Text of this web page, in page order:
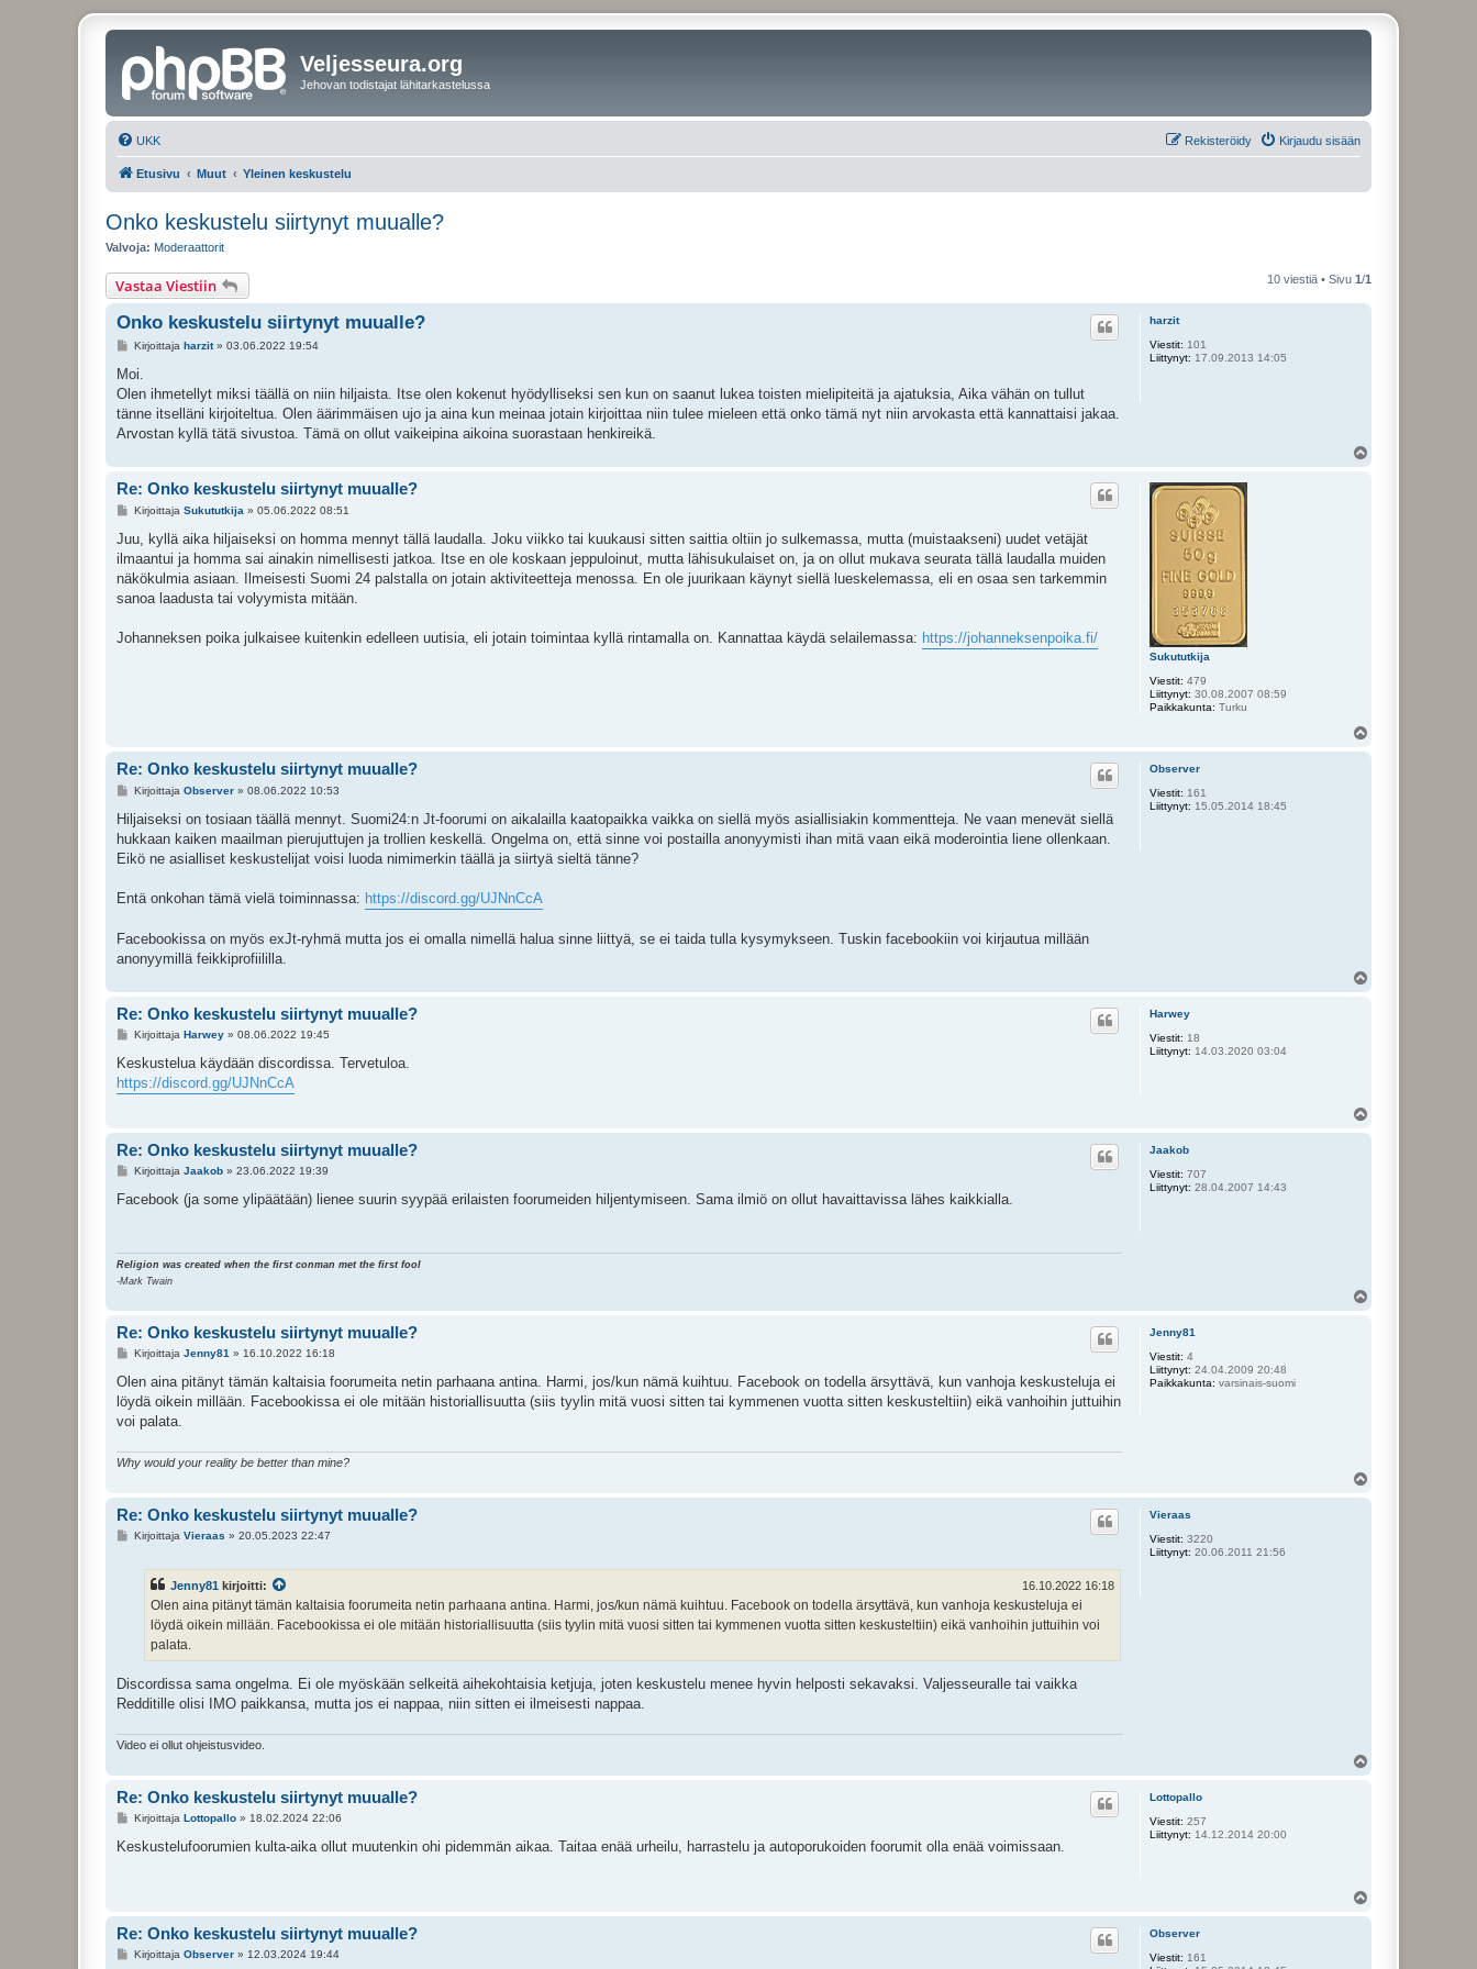
Veljesseura.org
Jehovan todistajat lähitarkastelussa
UKK Kirjaudu sisään
Rekisteröidy
Etusivu Muut Yleinen keskustelu
Onko keskustelu siirtynyt muualle?
Valvoja: Moderaattorit
Vastaa Viestiin 10 viestiä • Sivu 1/1
harzit
Viestit: 101
Liittynyt: 17.09.2013 14:05
Onko keskustelu siirtynyt muualle?
V
e
t
i
Kirjoittaja harzit» 03.06.2022 19:54
Moi.
Olen ihmetellyt miksi täällä on niin hiljaista. Itse olen kokenut hyödylliseksi sen kun on saanut lukea toisten mielipiteitä ja ajatuksia, Aika vähän on tullut
tänne itselläni kirjoiteltua. Olen äärimmäisen ujo ja aina kun meinaa jotain kirjoittaa niin tulee mieleen että onko tämä nyt niin arvokasta että kannattaisi jakaa.
Arvostan kyllä tätä sivustoa. Tämä on ollut vaikeipina aikoina suorastaan henkireikä.
Sukututkija
Viestit: 479
Liittynyt: 30.08.2007 08:59
Paikkakunta: Turku
Re: Onko keskustelu siirtynyt muualle?
V
e
t
i
Kirjoittaja Sukututkija » 05.06.2022 08:51
Juu, kyllä aika hiljaiseksi on homma mennyt tällä laudalla. Joku viikko tai kuukausi sitten saittia oltiin jo sulkemassa, mutta (muistaakseni) uudet vetäjät
ilmaantui ja homma sai ainakin nimellisesti jatkoa. Itse en ole koskaan jeppuloinut, mutta lähisukulaiset on, ja on ollut mukava seurata tällä laudalla muiden
näkökulmia asiaan. Ilmeisesti Suomi 24 palstalla on jotain aktiviteetteja menossa. En ole juurikaan käynyt siellä lueskelemassa, eli en osaa sen tarkemmin
sanoa laadusta tai volyymista mitään.
Johanneksen poika julkaisee kuitenkin edelleen uutisia, eli jotain toimintaa kyllä rintamalla on. Kannattaa käydä selailemassa: https://johanneksenpoika.fi/
Observer
Viestit: 161
Liittynyt: 15.05.2014 18:45
Re: Onko keskustelu siirtynyt muualle?
V
e
s
t
i
Kirjoittaja Observer» 08.06.2022 10:53
Hiljaiseksi on tosiaan täällä mennyt. Suomi24:n Jt-foorumi on aikalailla kaatopaikka vaikka on siellä myös asiallisiakin kommentteja. Ne vaan menevät siellä
hukkaan kaiken maailman pierujuttujen ja trollien keskellä. Ongelma on, että sinne voi postailla anonyymisti ihan mitä vaan eikä moderointia liene ollenkaan.
Eikö ne asialliset keskustelijat voisi luoda nimimerkin täällä ja siirtyä sieltä tänne?
Entä onkohan tämä vielä toiminnassa: https://discord.gg/UJNnCcA
Facebookissa on myös exJt-ryhmä mutta jos ei omalla nimellä halua sinne liittyä, se ei taida tulla kysymykseen. Tuskin facebookiin voi kirjautua millään
anonyymillä feikkiprofiililla.
Harwey
Viestit: 18
Liittynyt: 14.03.2020 03:04
Re: Onko keskustelu siirtynyt muualle?
V
e
t
Kirjoittaja Harwey» 08.06.2022 19:45
Keskustelua käydään discordissa. Tervetuloa.
https://discord.gg/UJNnCcA
Jaakob
Viestit: 707
Liittynyt: 28.04.2007 14:43
Re: Onko keskustelu siirtynyt muualle?
V
e
Kirjoittaja Jaakob» 23.06.2022 19:39
Facebook (ja some ylipäätään) lienee suurin syypää erilaisten foorumeiden hiljentymiseen. Sama ilmiö on ollut havaittavissa lähes kaikkialla.
Religion was created when the first conman met the first fool
-Mark Twain
Jenny81
Viestit: 4
Liittynyt: 24.04.2009 20:48
Paikkakunta: varsinais-suomi
Re: Onko keskustelu siirtynyt muualle?
V
e
t
i
Kirjoittaja Jenny81» 16.10.2022 16:18
Olen aina pitänyt tämän kaltaisia foorumeita netin parhaana antina. Harmi, jos/kun nämä kuihtuu. Facebook on todella ärsyttävä, kun vanhoja keskusteluja ei
löydä oikein millään. Facebookissa ei ole mitään historiallisuutta (siis tyylin mitä vuosi sitten tai kymmenen vuotta sitten keskusteltiin) eikä vanhoihin juttuihin
voi palata.
Why would your reality be better than mine?
Vieraas
Viestit: 3220
Liittynyt: 20.06.2011 21:56
Re: Onko keskustelu siirtynyt muualle?
VKirjoittaja Vieraas » 20.05.2023 22:47
Jenny81 kirjoitti: 16.10.2022 16:18
Olen aina pitänyt tämän kaltaisia foorumeita netin parhaana antina. Harmi, jos/kun nämä kuihtuu. Facebook on todella ärsyttävä, kun vanhoja keskusteluja ei
löydä oikein millään. Facebookissa ei ole mitään historiallisuutta (siis tyylin mitä vuosi sitten tai kymmenen vuotta sitten keskusteltiin) eikä vanhoihin juttuihin voi
palata.
Discordissa sama ongelma. Ei ole myöskään selkeitä aihekohtaisia ketjuja, joten keskustelu menee hyvin helposti sekavaksi. Valjesseuralle tai vaikka
Redditille olisi IMO paikkansa, mutta jos ei nappaa, niin sitten ei ilmeisesti nappaa.
Video ei ollut ohjeistusvideo.
Lottopallo
Viestit: 257
Liittynyt: 14.12.2014 20:00
Re: Onko keskustelu siirtynyt muualle?
V
e
Kirjoittaja Lottopallo» 18.02.2024 22:06
Keskustelufoorumien kulta-aika ollut muutenkin ohi pidemmän aikaa. Taitaa enää urheilu, harrastelu ja autoporukoiden foorumit olla enää voimissaan.
Observer
Viestit: 161
Re: Onko keskustelu siirtynyt muualle?
VKirjoittaja Observer» 12.03.2024 19:44